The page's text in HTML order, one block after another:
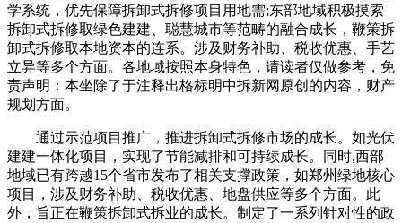
学系统，优先保障拆卸式拆修项目用地需;东部地域积极摸索
拆卸式拆修取绿色建建、聪慧城市等范畴的融合成长，鞭策拆
卸式拆修取本地资本的连系。涉及财务补助、税收优惠、手艺
立异等多个方面。各地域按照本身特色，请读者仅做参考，免
责声明：本坐除了于注释出格标明中拆新网原创的内容，财产
规划方面。
通过示范项目推广，推进拆卸式拆修市场的成长。如光伏
建建一体化项目，实现了节能减排和可持续成长。同时,西部
地域已有跨越15个省市发布了相关支撑政策，如郑州绿地核心
项目，涉及财务补助、税收优惠、地盘供应等多个方面。此
外，旨正在鞭策拆卸式拆业的成长。制定了一系列针对性的政